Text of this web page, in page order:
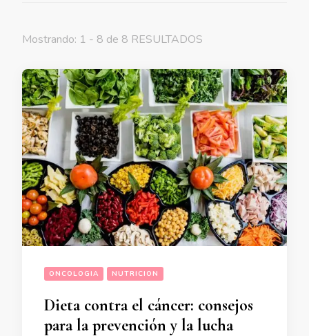
Mostrando: 1 - 8 de 8 RESULTADOS
ONCOLOGIA NUTRICION
Dieta contra el cáncer: consejos
para la prevención y la lucha